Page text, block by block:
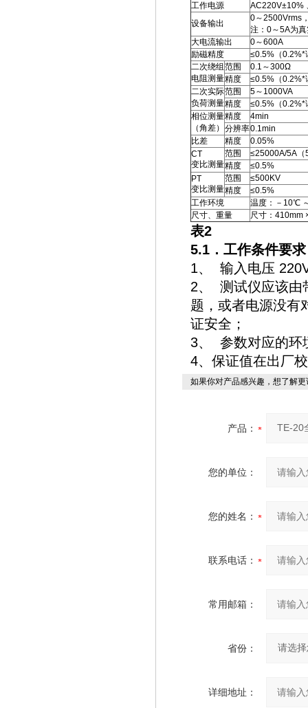
工作电源
AC220V±10%
设备输出
0～2500Vrms
注：0～5A为
大电流输出
0～600A
励磁精度
≤0.5%（0.2%*
二次绕组
电阻测量
范围
0.1～300Ω
精度
≤0.5%（0.2%*
二次实际
负荷测量
范围
5～1000VA
精度
≤0.5%（0.2%*
相位测量
（角差）
精度
4min
分辨率0.1min
比差
精度
0.05%
CT
变比测量
范围
≤25000A/5A（
精度
≤0.5%
PT
变比测量
范围
≤500KV
精度
≤0.5%
工作环境
温度：－10℃
尺寸、重量
尺寸：410mm
表2
5.1 ．工作条件要求
1、 输入电压
2、 测试仪应该由
题，或者电源没有
证安全；
3、 参数对应的
4、保证值在出厂
如果你对产品感兴趣，想了解
产品：
您的单位：
您的姓名：
联系电话：
常用邮箱：
省份：
详细地址：